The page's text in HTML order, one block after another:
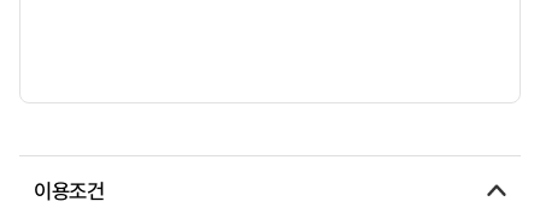
이용조건